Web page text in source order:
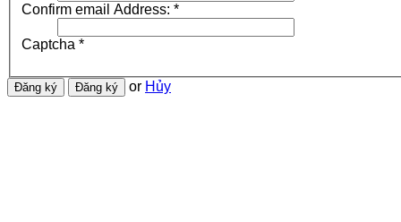
Confirm email Address: *
Captcha *
or Hủy